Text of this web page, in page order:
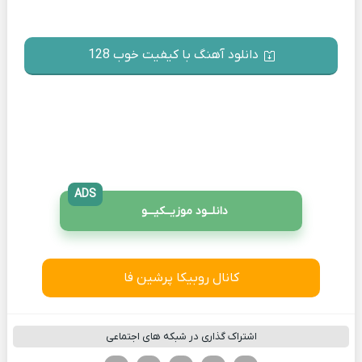
دانلود آهنگ با کیفیت خوب 128
دانلــود موزیــکیـــو
ADS
کانال روبیکا پرشین فا
اشتراک گذاری در شبکه های اجتماعی